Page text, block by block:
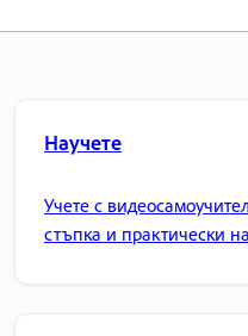
Научете
Учете с
стъпка и практически